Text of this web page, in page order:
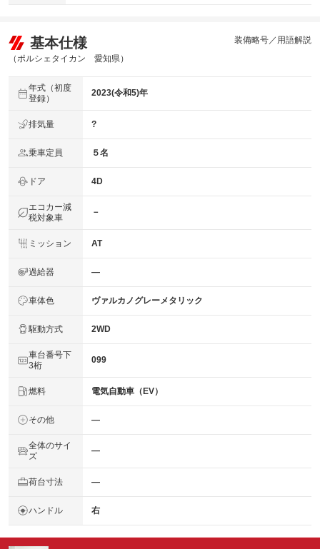
基本仕様
（ポルシェタイカン 愛知県）
装備略号／用語解説
年式（初度
登録）
2023(令和5)年
排気量 ?
乗車定員 ５名
ドア 4D
エコカー減
税対象車
－
ミッション AT
過給器 ―
車体色 ヴァルカノグレーメタリック
駆動方式 2WD
車台番号下
3桁
099
燃料 電気自動車（EV）
その他 ―
全体のサイ
ズ
―
荷台寸法 ―
ハンドル 右